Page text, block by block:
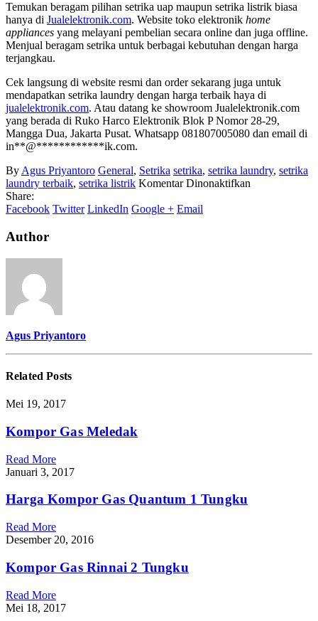
Temukan beragam pilihan setrika uap maupun setrika listrik biasa
hanya di Jualelektronik.com. Website toko elektronik home
appliances yang melayani pembelian secara online dan juga offline.
Menjual beragam setrika untuk berbagai kebutuhan dengan harga
terjangkau.
Cek langsung di website resmi dan order sekarang juga untuk
mendapatkan setrika laundry dengan harga terbaik haya di
jualelektronik.com. Atau datang ke showroom Jualelektronik.com
yang berada di Ruko Harco Elektronik Blok P Nomor 28-29,
Mangga Dua, Jakarta Pusat. Whatsapp 081807005080 dan email di
in**@************ik.com.
By Agus Priyantoro General, Setrika setrika, setrika laundry, setrika
laundry terbaik, setrika listrik Komentar Dinonaktifkan
Share:
Facebook Twitter LinkedIn Google + Email
Author
Agus Priyantoro
RelatedPosts
Mei 19, 2017
Kompor Gas Meledak
Read More
Januari 3, 2017
Harga Kompor Gas Quantum 1 Tungku
Read More
Desember 20, 2016
Kompor Gas Rinnai 2 Tungku
Read More
Mei 18, 2017